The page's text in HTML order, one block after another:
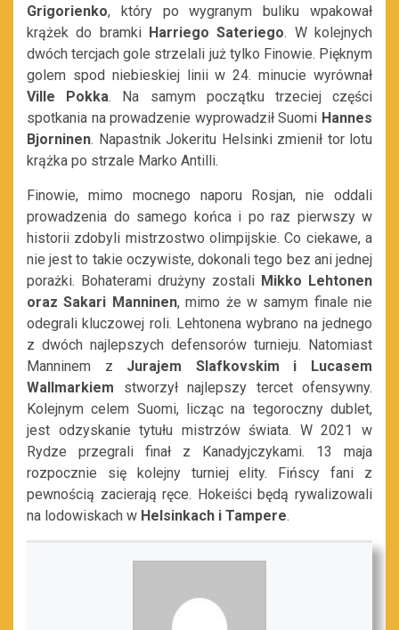
Grigorienko, który po wygranym buliku wpakował
krążek do bramki Harriego Sateriego. W kolejnych
dwóch tercjach gole strzelali już tylko Finowie. Pięknym
golem spod niebieskiej linii w 24. minucie wyrównał
Ville Pokka. Na samym początku trzeciej części
spotkania na prowadzenie wyprowadził Suomi Hannes
Bjorninen. Napastnik Jokeritu Helsinki zmienił tor lotu
krążka po strzale Marko Antilli.
Finowie, mimo mocnego naporu Rosjan, nie oddali
prowadzenia do samego końca i po raz pierwszy w
historii zdobyli mistrzostwo olimpijskie. Co ciekawe, a
nie jest to takie oczywiste, dokonali tego bez ani jednej
porażki. Bohaterami drużyny zostali Mikko Lehtonen
oraz Sakari Manninen, mimo że w samym finale nie
odegrali kluczowej roli. Lehtonena wybrano na jednego
z dwóch najlepszych defensorów turnieju. Natomiast
Manninem z Jurajem Slafkovskim i Lucasem
Wallmarkiem stworzył najlepszy tercet ofensywny.
Kolejnym celem Suomi, licząc na tegoroczny dublet,
jest odzyskanie tytułu mistrzów świata. W 2021 w
Rydze przegrali finał z Kanadyjczykami. 13 maja
rozpocznie się kolejny turniej elity. Fińscy fani z
pewnością zacierają ręce. Hokeiści będą rywalizowali
na lodowiskach w Helsinkach i Tampere.